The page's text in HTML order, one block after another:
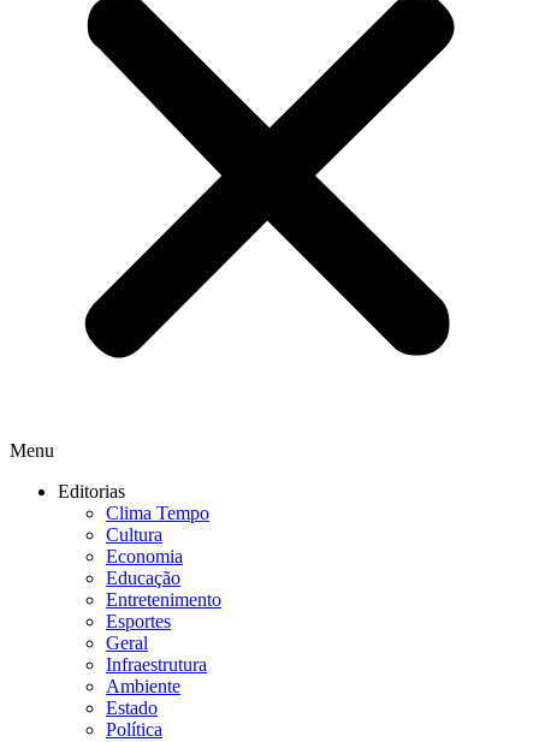
Menu
Editorias
Clima Tempo
Cultura
Economia
Educação
Entretenimento
Esportes
Geral
Infraestrutura
Ambiente
Estado
Política